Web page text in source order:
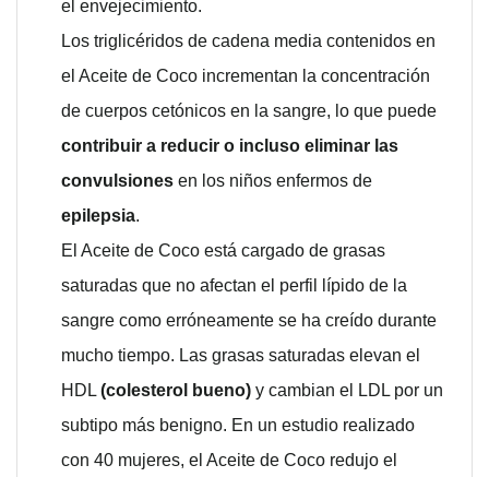
el envejecimiento.
Los triglicéridos de cadena media contenidos en
el Aceite de Coco incrementan la concentración
de cuerpos cetónicos en la sangre, lo que puede
contribuir a reducir o incluso eliminar las
convulsiones en los niños enfermos de
epilepsia.
El Aceite de Coco está cargado de grasas
saturadas que no afectan el perfil lípido de la
sangre como erróneamente se ha creído durante
mucho tiempo. Las grasas saturadas elevan el
HDL (colesterol bueno) y cambian el LDL por un
subtipo más benigno. En un estudio realizado
con 40 mujeres, el Aceite de Coco redujo el